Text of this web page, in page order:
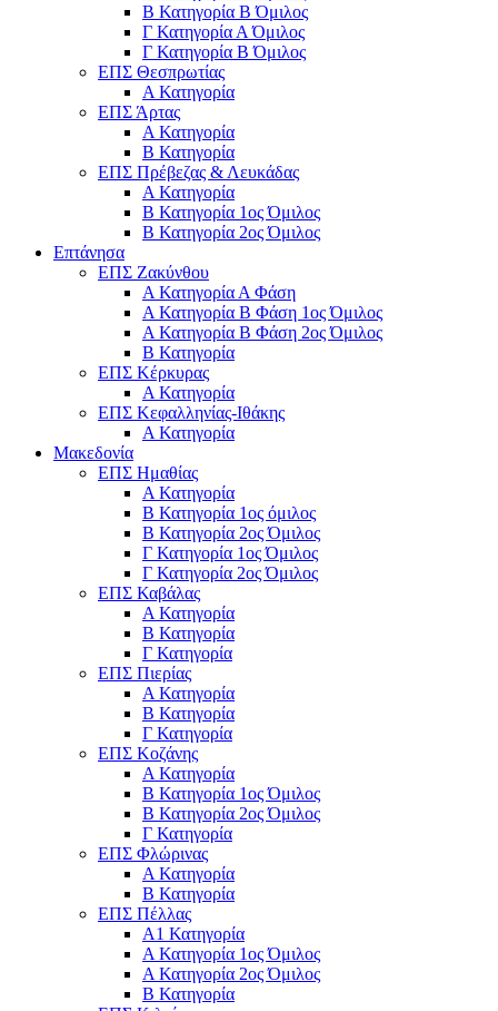
Β Κατηγορία Β Όμιλος
Γ Κατηγορία Α Όμιλος
Γ Κατηγορία Β Όμιλος
ΕΠΣ Θεσπρωτίας
Α Κατηγορία
ΕΠΣ Άρτας
Α Κατηγορία
Β Κατηγορία
ΕΠΣ Πρέβεζας & Λευκάδας
Α Κατηγορία
Β Κατηγορία 1ος Όμιλος
Β Κατηγορία 2ος Όμιλος
Επτάνησα
ΕΠΣ Ζακύνθου
Α Κατηγορία Α Φάση
Α Κατηγορία Β Φάση 1ος Όμιλος
Α Κατηγορία Β Φάση 2ος Όμιλος
Β Κατηγορία
ΕΠΣ Κέρκυρας
A Κατηγορία
ΕΠΣ Κεφαλληνίας-Ιθάκης
Α Κατηγορία
Μακεδονία
ΕΠΣ Ημαθίας
Α Κατηγορία
Β Κατηγορία 1ος όμιλος
Β Κατηγορία 2ος Όμιλος
Γ Κατηγορία 1ος Όμιλος
Γ Κατηγορία 2ος Όμιλος
ΕΠΣ Καβάλας
Α Κατηγορία
Β Κατηγορία
Γ Κατηγορία
ΕΠΣ Πιερίας
Α Κατηγορία
Β Κατηγορία
Γ Κατηγορία
ΕΠΣ Κοζάνης
Α Κατηγορία
Β Κατηγορία 1ος Όμιλος
Β Κατηγορία 2ος Όμιλος
Γ Κατηγορία
ΕΠΣ Φλώρινας
Α Κατηγορία
Β Κατηγορία
ΕΠΣ Πέλλας
Α1 Κατηγορία
Α Κατηγορία 1ος Όμιλος
Α Κατηγορία 2ος Όμιλος
Β Κατηγορία